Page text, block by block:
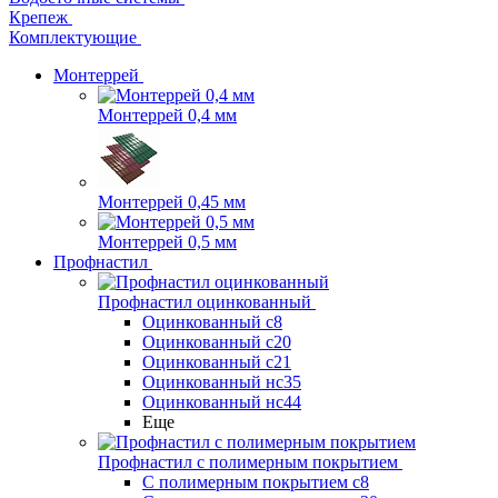
Крепеж
Комплектующие
Монтеррей
Монтеррей 0,4 мм
Монтеррей 0,45 мм
Монтеррей 0,5 мм
Профнастил
Профнастил оцинкованный
Оцинкованный с8
Оцинкованный с20
Оцинкованный с21
Оцинкованный нс35
Оцинкованный нс44
Еще
Профнастил с полимерным покрытием
С полимерным покрытием с8